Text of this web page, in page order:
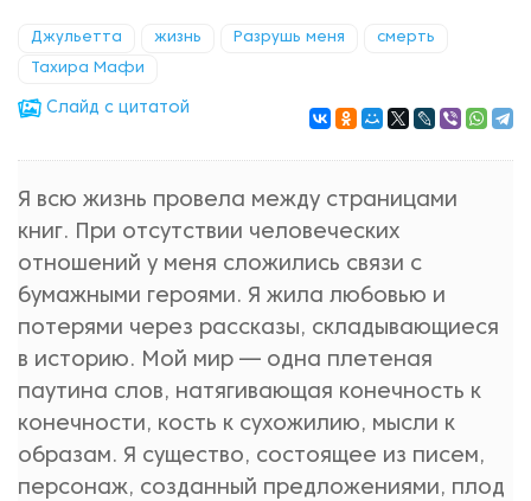
Джульетта жизнь Разрушь меня смерть
Тахира Мафи
Cлайд с цитатой
Я всю жизнь провела между страницами
книг. При отсутствии человеческих
отношений у меня сложились связи с
бумажными героями. Я жила любовью и
потерями через рассказы, складывающиеся
в историю. Мой мир — одна плетеная
паутина слов, натягивающая конечность к
конечности, кость к сухожилию, мысли к
образам. Я существо, состоящее из писем,
персонаж, созданный предложениями, плод